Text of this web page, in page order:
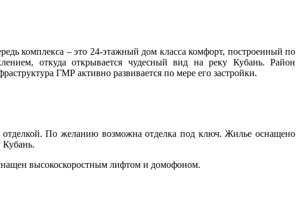
комплекса – это 24-этажный дом класса комфорт, построенный по
откуда открывается чудесный вид на реку Кубань. Район
ГМР активно развивается по мере его застройки.
отделкой. По желанию возможна отделка под ключ. Жилье оснащено
высокоскоростным лифтом и домофоном.